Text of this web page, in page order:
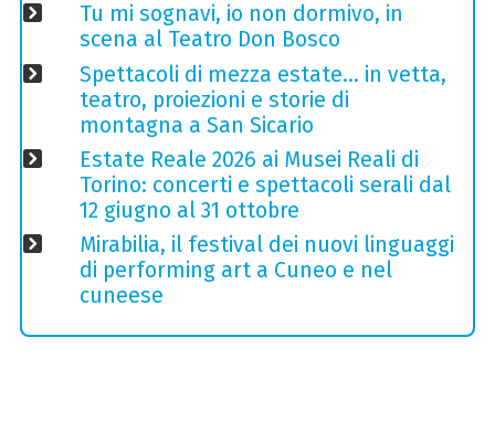
Tu mi sognavi, io non dormivo, in
scena al Teatro Don Bosco
Spettacoli di mezza estate… in vetta,
teatro, proiezioni e storie di
montagna a San Sicario
Estate Reale 2026 ai Musei Reali di
Torino: concerti e spettacoli serali dal
12 giugno al 31 ottobre
Mirabilia, il festival dei nuovi linguaggi
di performing art a Cuneo e nel
cuneese